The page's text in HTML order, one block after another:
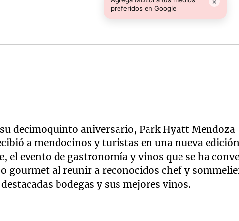
preferidos en Google
decimoquinto aniversario, Park Hyatt Mendoza
a mendocinos y turistas en una nueva
el evento de gastronomía y vinos que se ha
gourmet al reunir a reconocidos chef y
bodegas y sus mejores vinos.